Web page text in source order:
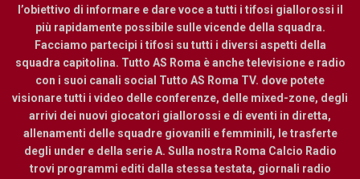
l’obiettivo di informare e dare voce a tutti i tifosi giallorossi il
più rapidamente possibile sulle vicende della squadra.
Facciamo partecipi i tifosi su tutti i diversi aspetti della
squadra capitolina. Tutto AS Roma è anche televisione e radio
con i suoi canali social Tutto AS Roma TV. dove potete
visionare tutti i video delle conferenze, delle mixed-zone, degli
arrivi dei nuovi giocatori giallorossi e di eventi in diretta,
allenamenti delle squadre giovanili e femminili, le trasferte
degli under e della serie A. Sulla nostra Roma Calcio Radio
trovi programmi editi dalla stessa testata, giornali radio